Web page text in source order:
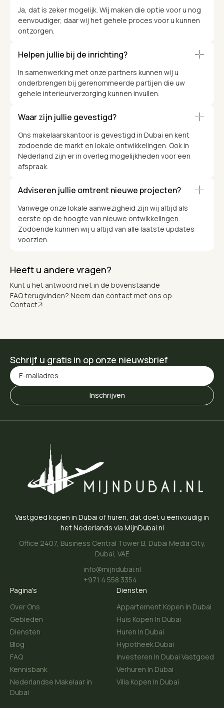
Ja, dat is zeker mogelijk. Wij maken die optie voor u nog
eenvoudiger, daar wij het gehele proces voor u kunnen
ontzorgen.
Helpen jullie bij de inrichting?
In samenwerking met onze partners kunnen wij u
onderbrengen bij gerenommeerde partijen die uw
gehele interieurverzorging kunnen invullen.
Waar zijn jullie gevestigd?
Ons makelaarskantoor is gevestigd in Dubai en kent
zodoende de markt en lokale ontwikkelingen. Ook in
Nederland zijn er in overleg mogelijkheden voor een
afspraak.
Adviseren jullie omtrent nieuwe projecten?
Vanwege onze lokale aanwezigheid zijn wij altijd als
eerste op de hoogte van nieuwe ontwikkelingen.
Zodoende kunnen wij u altijd van alle laatste updates
voorzien.
Heeft u andere vragen?
Kunt u het antwoord niet in de bovenstaande
FAQ terugvinden? Neem dan contact met ons op.
Contact
Schrijf u gratis in op onze nieuwsbrief
Vastgoed kopen in Dubai of huren, dat doet u eenvoudig in
het Nederlands via MijnDubai.nl
Office 2407, Business Central Tower B, Dubai Media City,
Dubai, VAE
info@mijndubai.nl
+971 4 558 3354
Pagina's
Over Ons
Gebieden
Diensten
Blog
FAQ
Kennisbank
Nederlandse Makelaar in
Dubai
Diensten
Appartement Kopen in Dubai
Huis Kopen In Dubai
Huren In Dubai
Hypotheek Dubai
Investeren In Dubai Vastgoed
Verhuren In Dubai
Villa Kopen In Dubai